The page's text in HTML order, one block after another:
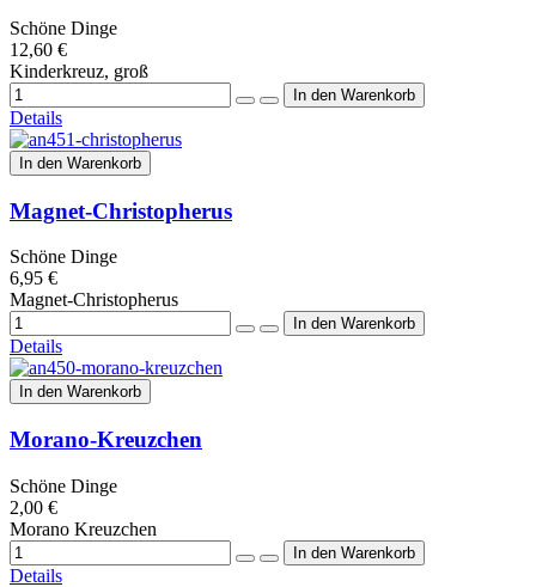
Schöne Dinge
12,60 €
Kinderkreuz, groß
Details
In den Warenkorb
Magnet-Christopherus
Schöne Dinge
6,95 €
Magnet-Christopherus
Details
In den Warenkorb
Morano-Kreuzchen
Schöne Dinge
2,00 €
Morano Kreuzchen
Details